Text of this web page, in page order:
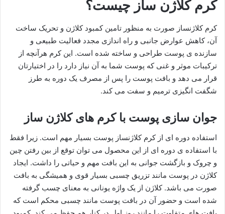
کرم کلاژن ساز چیست؟
کرم کلاژنساز صورت به منظور تامین کمبود کلاژن و تحریک ساخت
آن، کاهش عوارض جانبی و راه اندازی مجدد فعالیت طبیعی و
سازنده ی پوست طراحی و ساخته شده است. این کرم هرآنچه از
ترکیبات موثر و غنی که پوست شما به آن نیاز دارد را در اختیارتان
قرار می دهد و بافت پوست را پس از مصرف یک دوره به طرز
شگفت انگیزی ترمیم و سفت می کند.
جوان سازی پوست با کرم های کلاژن ساز
استفاده دوره ای از کرم کلاژنساز پوست بسیار مهم است. زیرا فقط
با استفاده ی دوره ای از این محصول می توان توقع از بین رفتن چین
و چروک و بازگشت جوانی به این بافت مهم و حیاتی را داشت. ایجاد
کلاژن در پوست مانند تزریق چسبی بسیار قوی و همیشگی به بافت
صورت می باشد. کلاژن از یک واژه یونانی به معنای چسب گرفته
شده است و حضور آن در بافت پوست مانند چسبی محکم است که